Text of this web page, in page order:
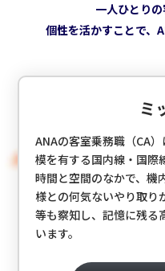
一人ひとり
個性を活かすことで、
ミ
ANAの客室乗務職（CA
模を有する国内線・国際
時間と空間のなかで、機
様との何気ないやり取り
等も察知し、記憶に残る
います。